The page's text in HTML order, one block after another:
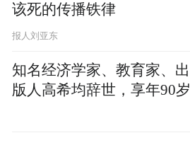
该死的传播铁律
报人刘亚东
知名经济学家、教育家、出
版人高希均辞世，享年90岁